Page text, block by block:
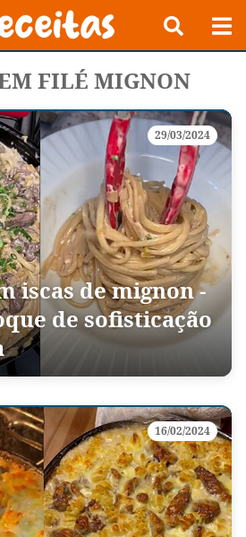
FILÉ MIGNON
29/03/2024
iscas de mignon -
de sofisticação
16/02/2024